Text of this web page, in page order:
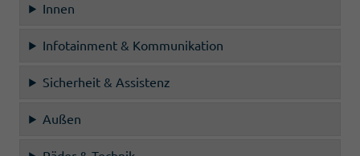
Innen
Infotainment & Kommunikation
Sicherheit & Assistenz
Außen